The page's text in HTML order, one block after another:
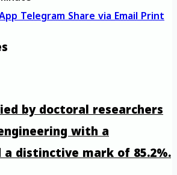
TelegramShare via EmailPrint
by doctoral researchers
with a
distinctive mark of 85.2%.